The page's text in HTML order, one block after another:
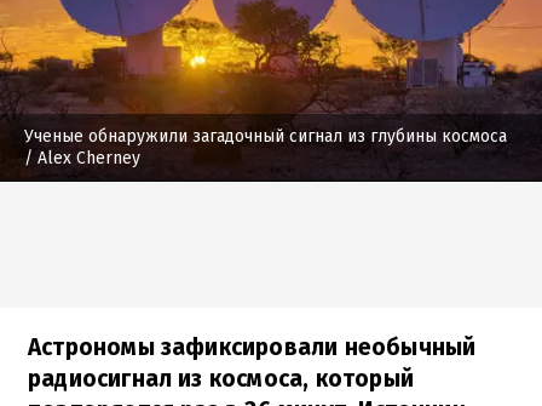
Ученые обнаружили загадочный сигнал из глубины космоса
/ Alex Cherney
Астрономы зафиксировали необычный
радиосигнал из космоса, который